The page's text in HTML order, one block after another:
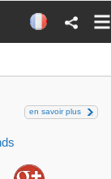
en savoir plus